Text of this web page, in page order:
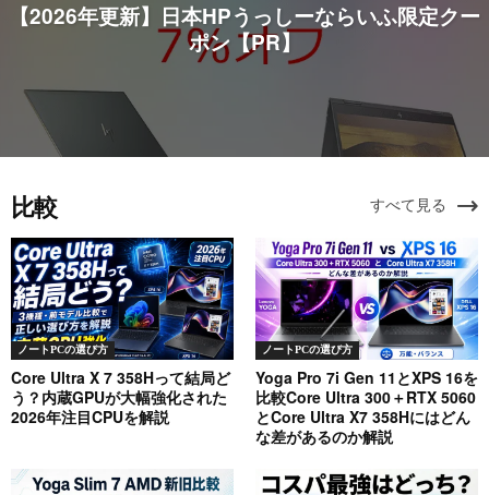
【2026年更新】日本HPうっしーならいふ限定クー
ポン【PR】
比較 すべて見る
ノートPCの選び方
Core Ultra X 7 358Hって結局ど
う？内蔵GPUが大幅強化された
2026年注目CPUを解説
ノートPCの選び方
Yoga Pro 7i Gen 11とXPS 16を
比較Core Ultra 300＋RTX 5060
とCore Ultra X7 358Hにはどん
な差があるのか解説